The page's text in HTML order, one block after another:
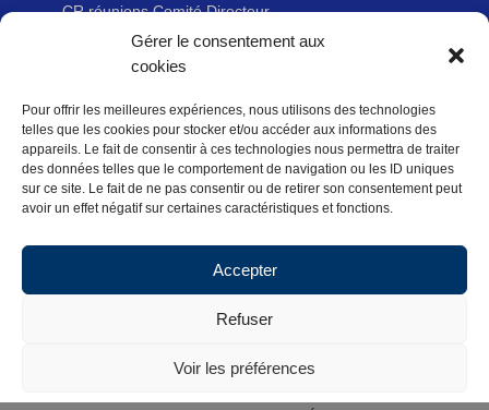
Gérer le consentement aux
cookies
Pour offrir les meilleures expériences, nous utilisons des technologies
telles que les cookies pour stocker et/ou accéder aux informations des
appareils. Le fait de consentir à ces technologies nous permettra de traiter
des données telles que le comportement de navigation ou les ID uniques
sur ce site. Le fait de ne pas consentir ou de retirer son consentement peut
avoir un effet négatif sur certaines caractéristiques et fonctions.
Accepter
Refuser
Voir les préférences
CR réunions Comité Directeur
Adhérer à la Fédération Française de cyclotourisme
Nous contacter
Newsletter
Mentions légales
Politique des données personnelles
Politique de cookies (UE)